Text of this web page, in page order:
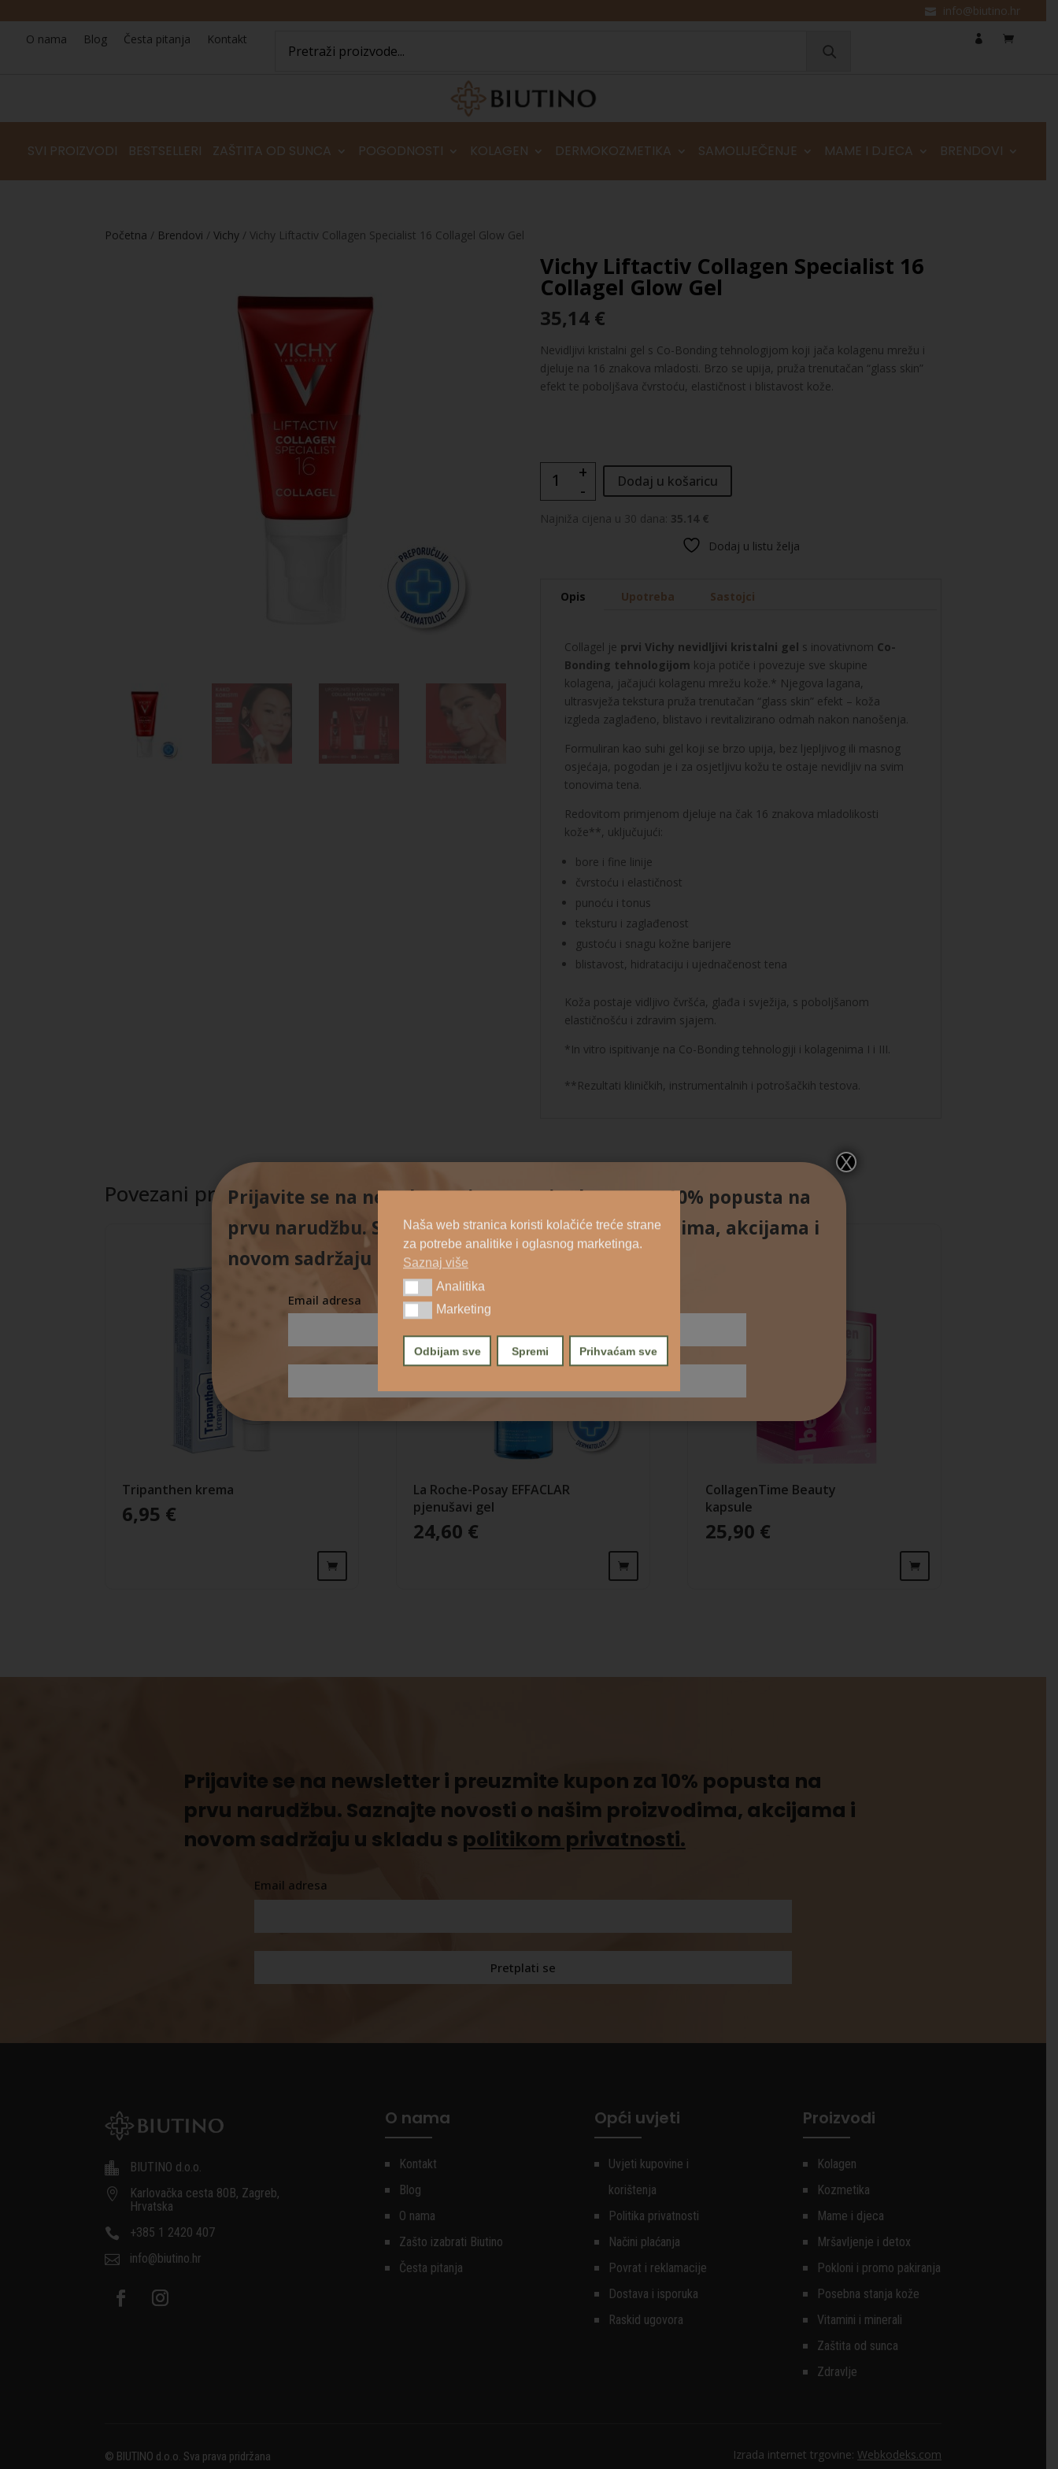
Naša web stranica koristi kolačiće treće strane
za potrebe analitike i oglasnog marketinga.
Saznaj više
AnalitikaAnalitika
MarketingMarketing
Odbijam sve Spremi Prihvaćam sve
info@biutino.hr
O nama
Blog Česta pitanja Kontakt
SVI PROIZVODI BESTSELLERI ZAŠTITA OD SUNCA POGODNOSTI KOLAGEN DERMOKOZMETIKA SAMOLIJEČENJE MAME I DJECA BRENDOVI
Početna / Brendovi / Vichy/ Vichy Liftactiv Collagen Specialist 16 Collagel Glow Gel
Vichy Liftactiv Collagen Specialist 16
Collagel Glow Gel
35,14 €
Nevidljivi kristalni gel s Co-Bonding tehnologijom koji jača kolagenu mrežu i
djeluje na 16 znakova mladosti. Brzo se upija, pruža trenutačan “glass skin”
efekt te poboljšava čvrstoću, elastičnost i blistavost kože.
Liftactiv
Specialist
+
-
Dodaj u košaricu
Najniža cijena u 30 dana: 35.14 €
Dodaj u listu želja
Opis Upotreba Sastojci
Collagel je prvi Vichy nevidljivi kristalni gel s inovativnom Co-
Bonding tehnologijom koja potiče i povezuje sve skupine
kolagena, jačajući kolagenu mrežu kože.* Njegova lagana,
ultrasvježa tekstura pruža trenutačan “glass skin” efekt – koža
izgleda zaglađeno, blistavo i revitalizirano odmah nakon nanošenja.
Formuliran kao suhi gel koji se brzo upija, bez ljepljivog ili masnog
osjećaja, pogodan je i za osjetljivu kožu te ostaje nevidljiv na svim
tonovima tena.
Redovitom primjenom djeluje na čak 16 znakova mladolikosti
kože**, uključujući:
bore i fine linije
čvrstoću i elastičnost
punoću i tonus
teksturu i zaglađenost
gustoću i snagu kožne barijere
blistavost, hidrataciju i ujednačenost tena
Koža postaje vidljivo čvršća, glađa i svježija, s poboljšanom
elastičnošću i zdravim sjajem.
*In vitro ispitivanje na Co-Bonding tehnologiji i kolagenima I i III.
**Rezultati kliničkih, instrumentalnih i potrošačkih testova.
Povezani proizvodi
Tripanthen krema
6,95 €
La Roche-Posay EFFACLAR
pjenušavi gel
24,60 €
CollagenTime Beauty
kapsule
25,90 €
Prijavite se na newsletter i preuzmite kupon za 10% popusta na
prvu narudžbu. Saznajte novosti o našim proizvodima, akcijama i
novom sadržaju u skladu s politikom privatnosti.
Email adresa

BIUTINO d.o.o.

Karlovačka cesta 80B, Zagreb,
Hrvatska

+385 1 2420 407

info@biutino.hr
O nama
Kontakt
Blog
O nama
Zašto izabrati Biutino
Česta pitanja
Opći uvjeti
Uvjeti kupovine i
korištenja
Politika privatnosti
Načini plaćanja
Povrat i reklamacije
Dostava i isporuka
Raskid ugovora
Proizvodi
Kolagen
Kozmetika
Mame i djeca
Mršavljenje i detox
Pokloni i promo pakiranja
Posebna stanja kože
Vitamini i minerali
Zaštita od sunca
Zdravlje
© BIUTINO d.o.o. Sva prava pridržana Izrada internet trgovine:Webkodeks.com
Prijavite se na newsletter i preuzmite kupon za 10% popusta na
prvu narudžbu. Saznajte novosti o našim proizvodima, akcijama i
novom sadržaju u skladu s
politikom privatnosti.
Email adresa
X